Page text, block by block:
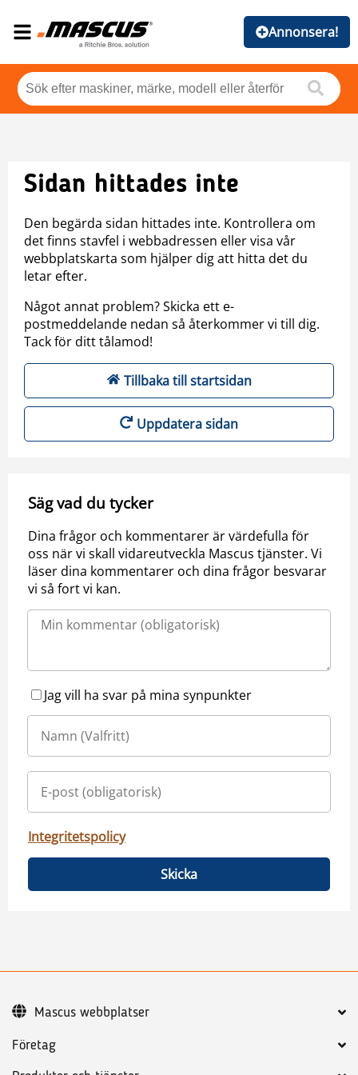
Annonsera!
Sidan hittades inte
Den begärda sidan hittades inte. Kontrollera om
det finns stavfel i webbadressen eller visa vår
webbplatskarta som hjälper dig att hitta det du
letar efter.
Något annat problem? Skicka ett e-
postmeddelande nedan så återkommer vi till dig.
Tack för ditt tålamod!
Tillbaka till startsidan
Uppdatera sidan
Säg vad du tycker
Dina frågor och kommentarer är värdefulla för
oss när vi skall vidareutveckla Mascus tjänster. Vi
läser dina kommentarer och dina frågor besvarar
vi så fort vi kan.
Jag vill ha svar på mina synpunkter
Integritetspolicy
Skicka
Företag
Mascus webbplatser